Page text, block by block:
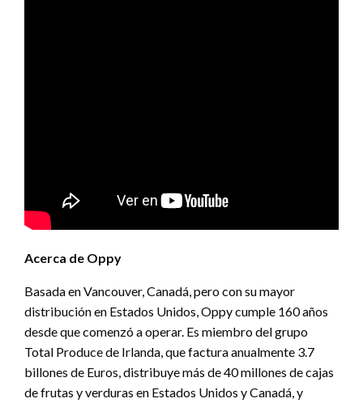
Acerca de Oppy
Basada en Vancouver, Canadá, pero con su mayor
distribución en Estados Unidos, Oppy cumple 160 años
desde que comenzó a operar. Es miembro del grupo
Total Produce de Irlanda, que factura anualmente 3.7
billones de Euros, distribuye más de 40 millones de cajas
de frutas y verduras en Estados Unidos y Canadá, y